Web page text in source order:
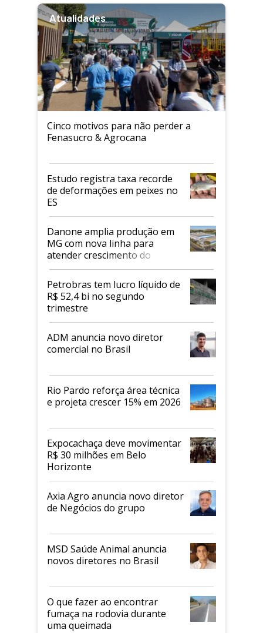
Atualidades
Cinco motivos para não perder a
Fenasucro & Agrocana
Estudo registra taxa recorde
de deformações em peixes no
ES
Danone amplia produção em
MG com nova linha para
atender crescimento do
mercado de alimentos
proteicos
Petrobras tem lucro líquido de
R$ 52,4 bi no segundo
trimestre
ADM anuncia novo diretor
comercial no Brasil
Rio Pardo reforça área técnica
e projeta crescer 15% em 2026
Expocachaça deve movimentar
R$ 30 milhões em Belo
Horizonte
Axia Agro anuncia novo diretor
de Negócios do grupo
MSD Saúde Animal anuncia
novos diretores no Brasil
O que fazer ao encontrar
fumaça na rodovia durante
uma queimada